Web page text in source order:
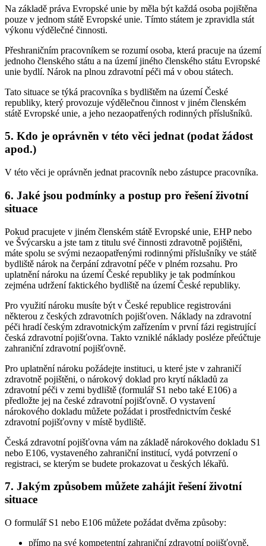
Na základě práva Evropské unie by měla být každá osoba pojištěna
pouze v jednom státě Evropské unie. Tímto státem je zpravidla stát
výkonu výdělečné činnosti.
Přeshraničním pracovníkem se rozumí osoba, která pracuje na území
jednoho členského státu a na území jiného členského státu Evropské
unie bydlí. Nárok na plnou zdravotní péči má v obou státech.
Tato situace se týká pracovníka s bydlištěm na území České
republiky, který provozuje výdělečnou činnost v jiném členském
státě Evropské unie, a jeho nezaopatřených rodinných příslušníků.
5. Kdo je oprávněn v této věci jednat (podat žádost
apod.)
V této věci je oprávněn jednat pracovník nebo zástupce pracovníka.
6. Jaké jsou podmínky a postup pro řešení životní
situace
Pokud pracujete v jiném členském státě Evropské unie, EHP nebo
ve Švýcarsku a jste tam z titulu své činnosti zdravotně pojištěni,
máte spolu se svými nezaopatřenými rodinnými příslušníky ve státě
bydliště nárok na čerpání zdravotní péče v plném rozsahu. Pro
uplatnění nároku na území České republiky je tak podmínkou
zejména udržení faktického bydliště na území České republiky.
Pro využití nároku musíte být v České republice registrováni
některou z českých zdravotních pojišťoven. Náklady na zdravotní
péči hradí českým zdravotnickým zařízením v první fázi registrující
česká zdravotní pojišťovna. Takto vzniklé náklady posléze přeúčtuje
zahraniční zdravotní pojišťovně.
Pro uplatnění nároku požádejte instituci, u které jste v zahraničí
zdravotně pojištěni, o nárokový doklad pro krytí nákladů za
zdravotní péči v zemi bydliště (formulář S1 nebo také E106) a
předložte jej na české zdravotní pojišťovně. O vystavení
nárokového dokladu můžete požádat i prostřednictvím české
zdravotní pojišťovny v místě bydliště.
Česká zdravotní pojišťovna vám na základě nárokového dokladu S1
nebo E106, vystaveného zahraniční institucí, vydá potvrzení o
registraci, se kterým se budete prokazovat u českých lékařů.
7. Jakým způsobem můžete zahájit řešení životní
situace
O formulář S1 nebo E106 můžete požádat dvěma způsoby:
přímo na své kompetentní zahraniční zdravotní pojišťovně,